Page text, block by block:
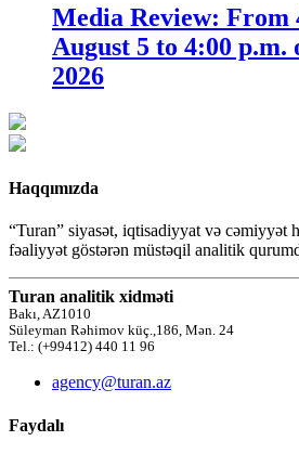
Media Review: From
August 5 to 4:00 p.m.
2026
Haqqımızda
“Turan” siyasət, iqtisadiyyat və cəmiyyət
fəaliyyət göstərən müstəqil analitik
Turan analitik xidməti
Bakı, AZ1010
Süleyman Rəhimov küç.,186, Mən. 24
Tel.: (+99412) 440 11 96
agency@turan.az
Faydalı